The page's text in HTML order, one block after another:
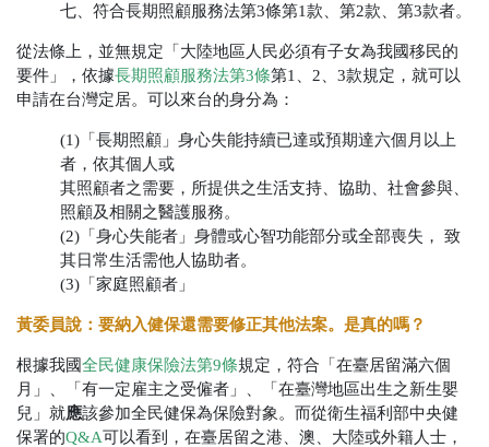
七、符合長期照顧服務法第3條第1款、第2款、第3款者。
從法條上，並無規定「大陸地區人民必須有子女為我國移民的
要件」，依據長期照顧服務法第3條第1、2、3款規定，就可以
申請在台灣定居。可以來台的身分為：
(1)「長期照顧」身心失能持續已達或預期達六個月以上
者，依其個人或
其照顧者之需要，所提供之生活支持、協助、社會參與、
照顧及相關之醫護服務。
(2)「身心失能者」身體或心智功能部分或全部喪失， 致
其日常生活需他人協助者。
(3)「家庭照顧者」
黃委員說：要納入健保還需要修正其他法案。是真的嗎？
根據我國全民健康保險法第9條規定，符合「在臺居留滿六個
月」、「有一定雇主之受僱者」、「在臺灣地區出生之新生嬰
兒」就應該參加全民健保為保險對象。而從衛生福利部中央健
保署的Q&A可以看到，在臺居留之港、澳、大陸或外籍人士，